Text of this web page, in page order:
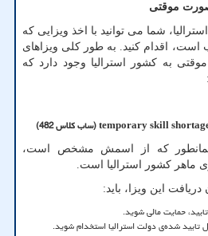
صورت موقتی
شما می توانید با اخذ ویزایی که
اقدام کنید. به طور کلی ویزاهای
به کشور استرالیا وجود دارد که
temporary skill(ساب کلاس 482)
ساب کلاس 482 همانطور که از اسمش مشخص است،
ماهر کشور استرالیا است.
این ویزا، باید:
حمایت مالی شوید.
شده‌ی دولت استرالیا استخدام شوید.